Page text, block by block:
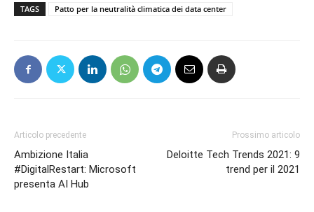
TAGS Patto per la neutralità climatica dei data center
Articolo precedente
Ambizione Italia
#DigitalRestart: Microsoft
presenta AI Hub
Prossimo articolo
Deloitte Tech Trends 2021: 9
trend per il 2021